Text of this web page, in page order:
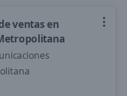
ventas en